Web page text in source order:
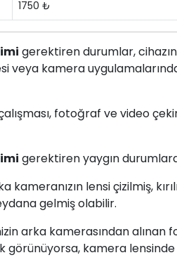
1750 ₺
gerektiren durumlar,
veya kamera
fotoğraf ve video
gerektiren yaygın
kameranızın lensi çizilmiş,
gelmiş olabilir.
arka kamerasından
görünüyorsa, kamera